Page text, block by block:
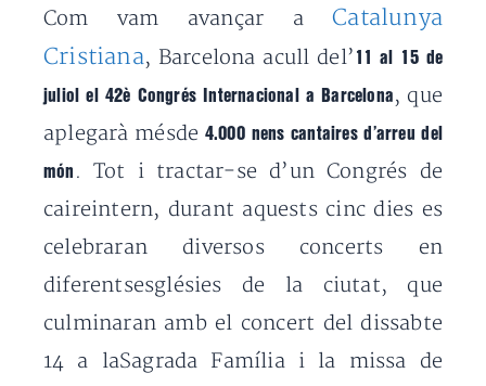
Com vam avançar aCatalunya
Cristiana, Barcelona acull del’ 11 al 15 de
juliol el 42è Congrés Internacional a Barcelona , que
aplegarà mésde 4.000 nens cantaires d’arreu del
món . Tot i tractar-se d’un Congrés de
caireintern, durant aquests cinc dies es
celebraran diversos concerts en
diferentsesglésies de la ciutat, que
culminaran amb el concert del dissabte
14 a laSagrada Família i la missa de